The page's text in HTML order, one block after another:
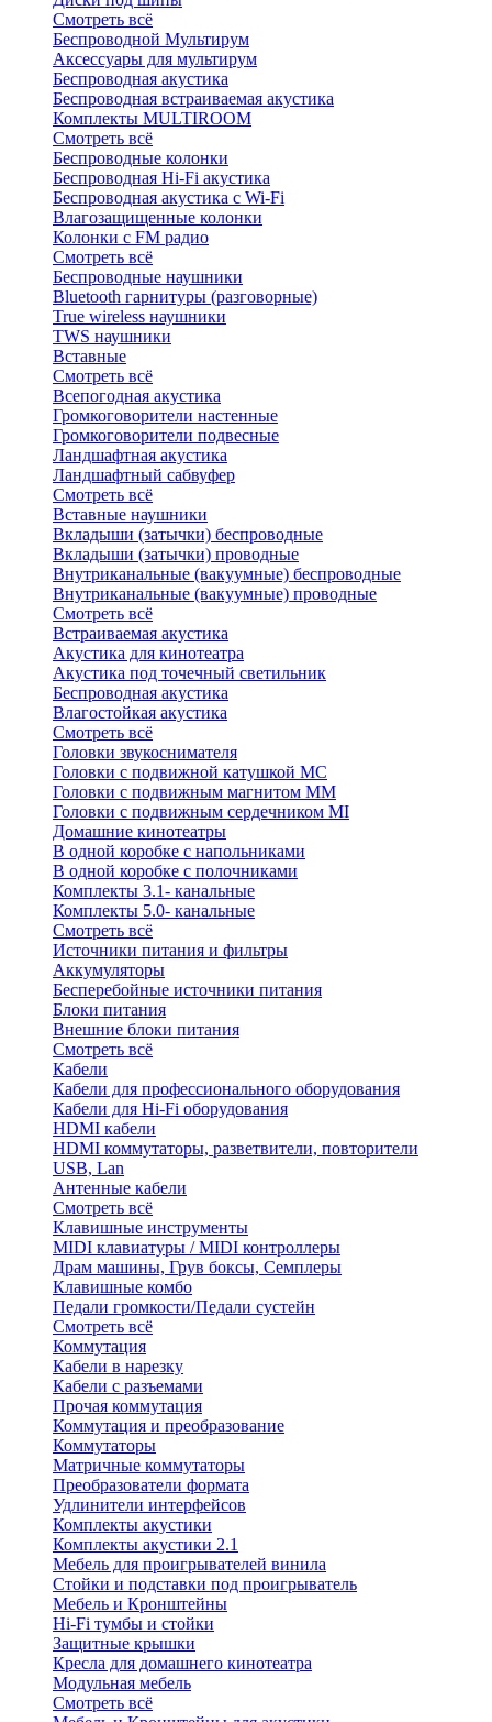
Смотреть всё
Беспроводной Мультирум
Аксессуары для мультирум
Беспроводная акустика
Беспроводная встраиваемая акустика
Комплекты MULTIROOM
Смотреть всё
Беспроводные колонки
Беспроводная Hi-Fi акустика
Беспроводная акустика с Wi-Fi
Влагозащищенные колонки
Колонки с FM радио
Смотреть всё
Беспроводные наушники
Bluetоoth гарнитуры (разговорные)
True wireless наушники
TWS наушники
Вставные
Смотреть всё
Всепогодная акустика
Громкоговорители настенные
Громкоговорители подвесные
Ландшафтная акустика
Ландшафтный сабвуфер
Смотреть всё
Вставные наушники
Вкладыши (затычки) беспроводные
Вкладыши (затычки) проводные
Внутриканальные (вакуумные) беспроводные
Внутриканальные (вакуумные) проводные
Смотреть всё
Встраиваемая акустика
Акустика для кинотеатра
Акустика под точечный светильник
Беспроводная акустика
Влагостойкая акустика
Смотреть всё
Головки звукоснимателя
Головки с подвижной катушкой MC
Головки с подвижным магнитом ММ
Головки с подвижным сердечником MI
Домашние кинотеатры
В одной коробке с напольниками
В одной коробке с полочниками
Комплекты 3.1- канальные
Комплекты 5.0- канальные
Смотреть всё
Источники питания и фильтры
Аккумуляторы
Бесперебойные источники питания
Блоки питания
Внешние блоки питания
Смотреть всё
Кабели
Кабели для профессионального оборудования
Кабели для Hi-Fi оборудования
HDMI кабели
HDMI коммутаторы, разветвители, повторители
USB, Lan
Антенные кабели
Смотреть всё
Клавишные инструменты
MIDI клавиатуры / MIDI контроллеры
Драм машины, Грув боксы, Семплеры
Клавишные комбо
Педали громкости/Педали сустейн
Смотреть всё
Коммутация
Кабели в нарезку
Кабели с разъемами
Прочая коммутация
Коммутация и преобразование
Коммутаторы
Матричные коммутаторы
Преобразователи формата
Удлинители интерфейсов
Комплекты акустики
Комплекты акустики 2.1
Мебель для проигрывателей винила
Стойки и подставки под проигрыватель
Мебель и Кронштейны
Hi-Fi тумбы и стойки
Защитные крышки
Кресла для домашнего кинотеатра
Модульная мебель
Смотреть всё